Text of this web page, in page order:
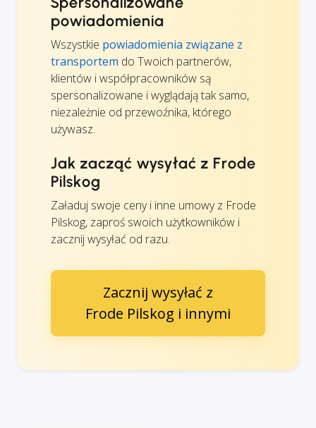
powiadomienia
Wszystkie powiadomienia związane z
transportem do Twoich partnerów,
klientów i współpracowników są
spersonalizowane i wyglądają tak samo,
niezależnie od przewoźnika, którego
używasz.
Jak zacząć wysyłać z Frode
Pilskog
Załaduj swoje ceny i inne umowy z Frode
Pilskog, zaproś swoich użytkowników i
zacznij wysyłać od razu.
Zacznij wysyłać z
Frode Pilskog i innymi